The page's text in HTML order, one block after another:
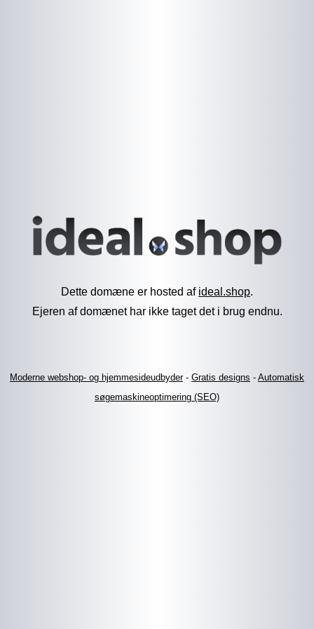
Dette domæne er hosted af ideal.shop.
Ejeren af domænet har ikke taget det i brug endnu.
Moderne webshop- og hjemmesideudbyder- Gratis designs - Automatisk
søgemaskineoptimering (SEO)